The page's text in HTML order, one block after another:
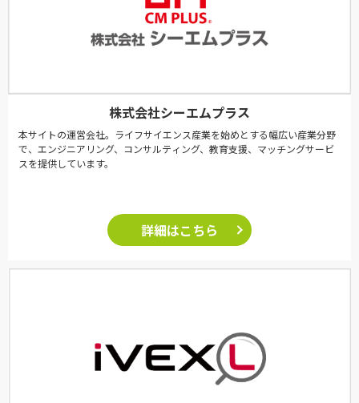
株式会社シーエムプラス
本サイトの運営会社。ライフサイエンス産業を始めとする幅広い産業分野
で、エンジニアリング、コンサルティング、教育支援、マッチングサービ
スを提供しています。
詳細はこちら